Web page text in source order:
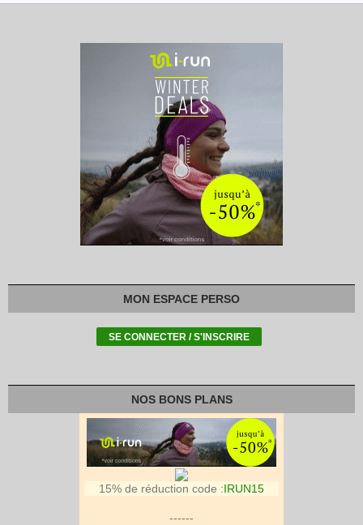
MON ESPACE PERSO
NOS BONS PLANS
15% de réduction code :IRUN15
------